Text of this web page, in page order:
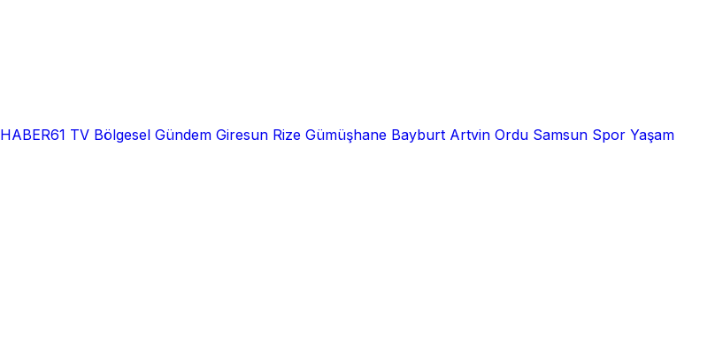
HABER61 TV Bölgesel Gündem Giresun Rize Gümüşhane Bayburt Artvin Ordu Samsun Spor Yaşam